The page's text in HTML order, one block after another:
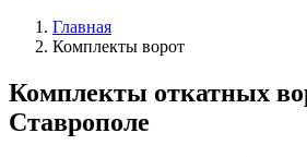
Главная
Комплекты ворот
Комплекты откатных
Ставрополе